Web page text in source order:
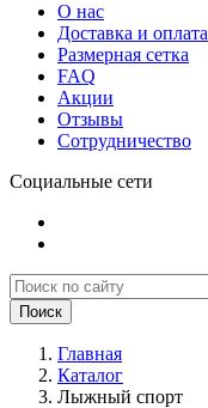
О нас
Доставка и оплата
Размерная сетка
FAQ
Акции
Отзывы
Сотрудничество
Социальные сети
Поиск
Главная
Каталог
Лыжный спорт